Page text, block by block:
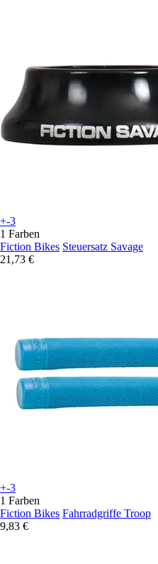
+-3
1 Farben
Fiction Bikes Steuersatz Savage
21,73 €
+-3
1 Farben
Fiction Bikes Fahrradgriffe Troop
9,83 €